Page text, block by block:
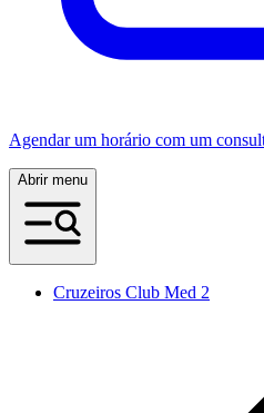
Agendar um horário com um
Abrir menu
Cruzeiros Club Med 2